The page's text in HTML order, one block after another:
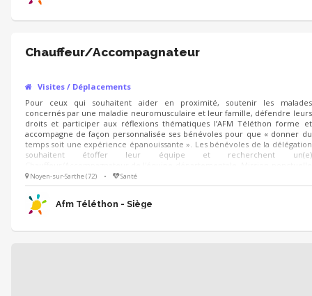
Chauffeur/Accompagnateur
Visites / Déplacements
Pour ceux qui souhaitent aider en proximité, soutenir les malades
concernés par une maladie neuromusculaire et leur famille, défendre leurs
droits et participer aux réflexions thématiques l’AFM Téléthon forme et
accompagne de façon personnalisée ses bénévoles pour que « donner du
temps soit une expérience épanouissante ». Les bénévoles de la délégation
souhaitent étoffer leur équipe et recherchent un(e)
selon les besoins de l'équipe et des familles. Votre rôle sera de faciliter la
mobilité des personnes à mobilité réduite et/ou en fauteuil roulant, dans
leurs déplacements pour les activités
Noyen-sur-Sarthe (72) • Santé
Afm Téléthon - Siège